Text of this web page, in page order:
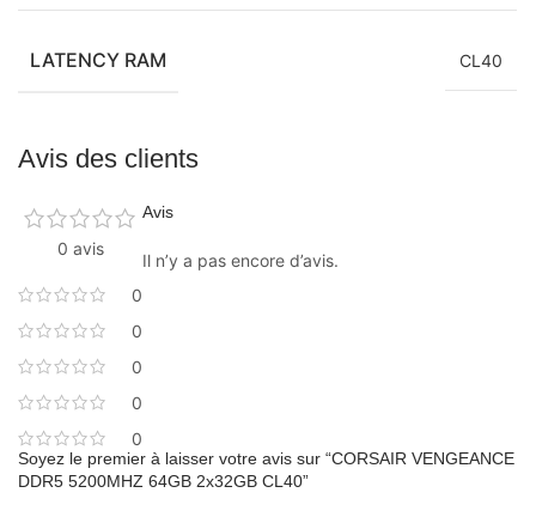
LATENCY RAM CL40
Avis des clients
0 avis
0
0
0
0
0
Avis
Il n’y a pas encore d’avis.
Soyez le premier à laisser votre avis sur “CORSAIR VENGEANCE
DDR5 5200MHZ 64GB 2x32GB CL40”